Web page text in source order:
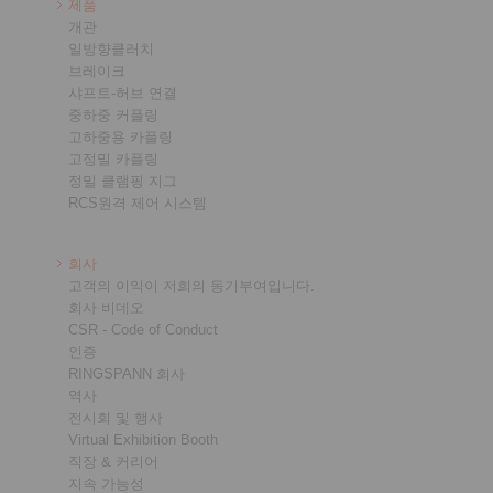
제품
개관
일방향클러치
브레이크
샤프트-허브 연결
중하중 커플링
고하중용 카플링
고정밀 카플링
정밀 클램핑 지그
RCS원격 제어 시스템
회사
고객의 이익이 저희의 동기부여입니다.
회사 비데오
CSR - Code of Conduct
인증
RINGSPANN 회사
역사
전시회 및 행사
Virtual Exhibition Booth
직장 & 커리어
지속 가능성